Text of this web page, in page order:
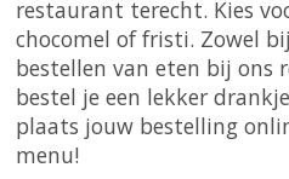
restaurant terecht. Kies
chocomel of fristi. Zowel
bestellen van eten bij ons
bestel je een lekker
plaats jouw bestelling
menu!